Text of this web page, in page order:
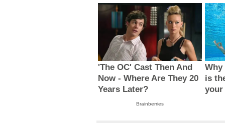
'The OC' Cast Then And
Now - Where Are They 20
Years Later?
Brainberries
is
your